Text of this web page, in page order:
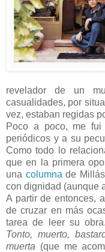
revelador de un
casualidades, por
vez, estaban regidas
Poco a poco, me
periódicos y a su
Como todo lo
que en la primera
una columna de
con dignidad (aunque
A partir de entonces,
de cruzar en más
tarea de leer su
Tonto, muerto,
muerta (que me